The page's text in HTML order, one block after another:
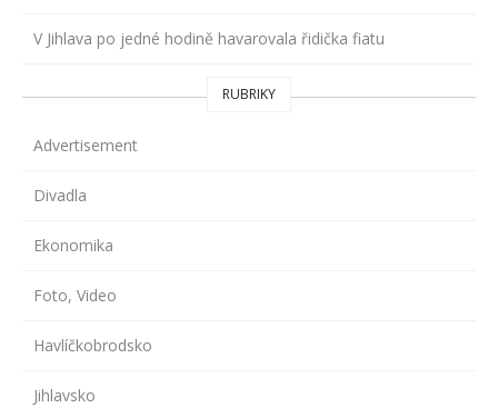
V Jihlava po jedné hodině havarovala řidička fiatu
RUBRIKY
Advertisement
Divadla
Ekonomika
Foto, Video
Havlíčkobrodsko
Jihlavsko